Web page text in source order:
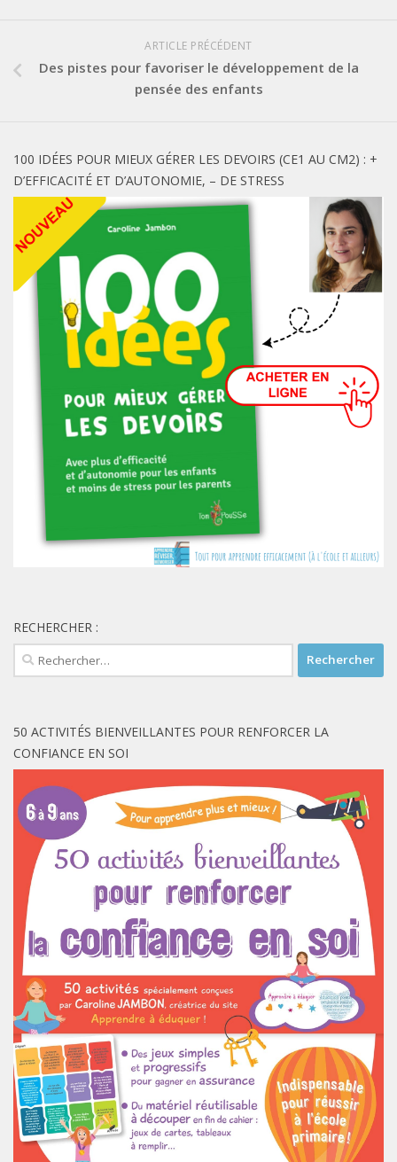
ARTICLE PRÉCÉDENT
Des pistes pour favoriser le développement de la
pensée des enfants
100 IDÉES POUR MIEUX GÉRER LES DEVOIRS (CE1 AU CM2) : +
D’EFFICACITÉ ET D’AUTONOMIE, – DE STRESS
RECHERCHER :
Rechercher :
50 ACTIVITÉS BIENVEILLANTES POUR RENFORCER LA
CONFIANCE EN SOI